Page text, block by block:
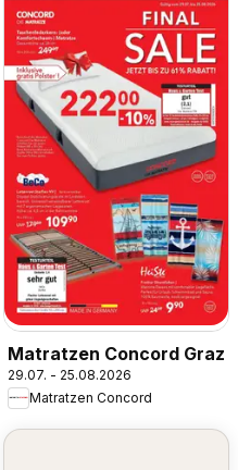
Matratzen Concord Graz
29.07. - 25.08.2026
Matratzen Concord